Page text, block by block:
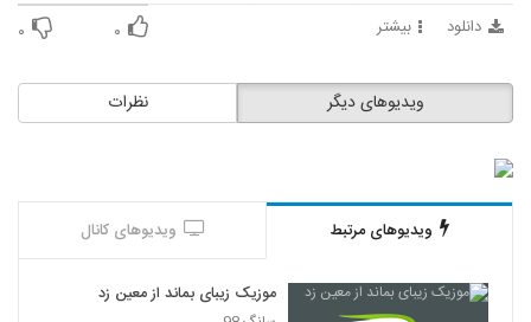
6250
6251
Erfan Kheshteh To Ke Ashegham
Naboodi
۲۴۴ بازدید
دانلود بیشتر ۰ ۰
نظرات ویدیوهای دیگر
ویدیوهای مرتبط ویدیوهای کانال
موزیک زیبای بماند از معین زد